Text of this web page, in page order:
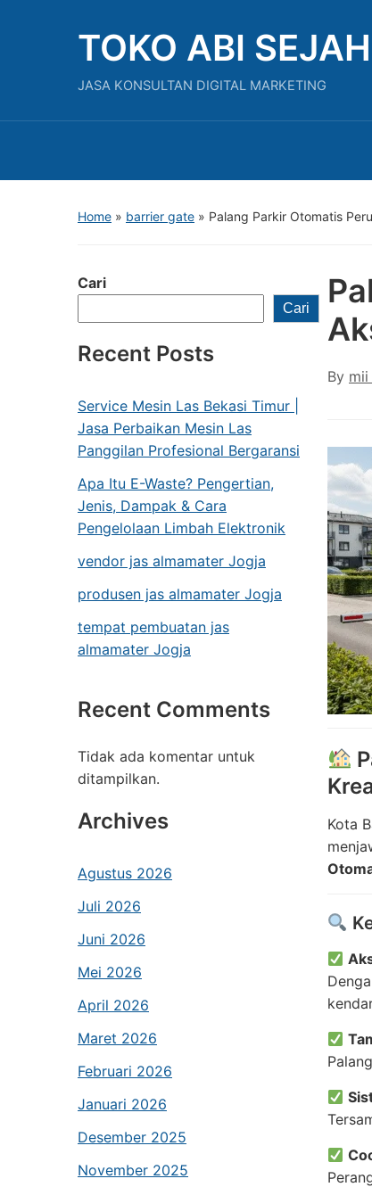
TOKO ABI
JASA KONSULTAN DIGITAL MARKETING
Home » barrier gate » Palang Parkir Otomatis
Cari
Cari
Recent Posts
Service Mesin Las Bekasi Timur |
Jasa Perbaikan Mesin Las
Panggilan Profesional Bergaransi
Apa Itu E-Waste? Pengertian,
Jenis, Dampak & Cara
Pengelolaan Limbah Elektronik
vendor jas almamater Jogja
produsen jas almamater Jogja
tempat pembuatan jas
almamater Jogja
Recent Comments
Tidak ada komentar untuk
ditampilkan.
Archives
Agustus 2026
Juli 2026
Juni 2026
Mei 2026
April 2026
Maret 2026
Februari 2026
Januari 2026
Desember 2025
November 2025
By
Kota